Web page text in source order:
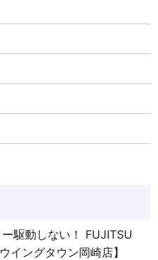
ー駆動しない！ FUJITSU
イングタウン岡崎店】